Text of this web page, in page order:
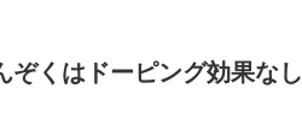
くはドーピング効果なし